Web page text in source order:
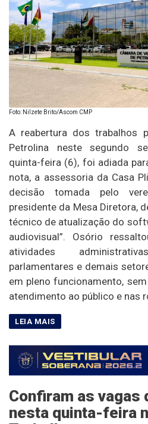
Foto: Nilzete Brito/Ascom CMP
A reabertura dos trabalhos
Petrolina neste segundo
quinta-feira (6), foi adiada
nota, a assessoria da Casa
decisão tomada pelo
presidente da Mesa Diretora,
técnico de atualização do
audiovisual”. Osório
atividades
parlamentares e demais
em pleno funcionamento,
atendimento ao público e nas
Confiram as vagas
nesta quinta-feira